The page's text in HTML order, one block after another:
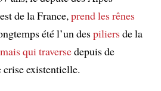
de la France,prend les rênes
été l’un despiliersde la
mais qui traversedepuis de
crise existentielle.